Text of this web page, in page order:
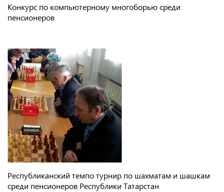
Конкурс по компьютерному многоборью среди
пенсионеров
Республиканский темпо турнир по шахматам и шашкам
среди пенсионеров Республики Татарстан